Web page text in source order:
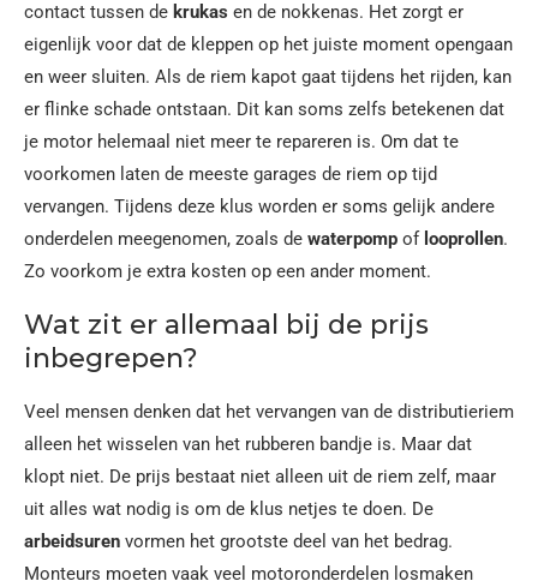
contact tussen de krukas en de nokkenas. Het zorgt er
eigenlijk voor dat de kleppen op het juiste moment opengaan
en weer sluiten. Als de riem kapot gaat tijdens het rijden, kan
er flinke schade ontstaan. Dit kan soms zelfs betekenen dat
je motor helemaal niet meer te repareren is. Om dat te
voorkomen laten de meeste garages de riem op tijd
vervangen. Tijdens deze klus worden er soms gelijk andere
onderdelen meegenomen, zoals de waterpomp of looprollen.
Zo voorkom je extra kosten op een ander moment.
Wat zit er allemaal bij de prijs
inbegrepen?
Veel mensen denken dat het vervangen van de distributieriem
alleen het wisselen van het rubberen bandje is. Maar dat
klopt niet. De prijs bestaat niet alleen uit de riem zelf, maar
uit alles wat nodig is om de klus netjes te doen. De
arbeidsuren vormen het grootste deel van het bedrag.
Monteurs moeten vaak veel motoronderdelen losmaken